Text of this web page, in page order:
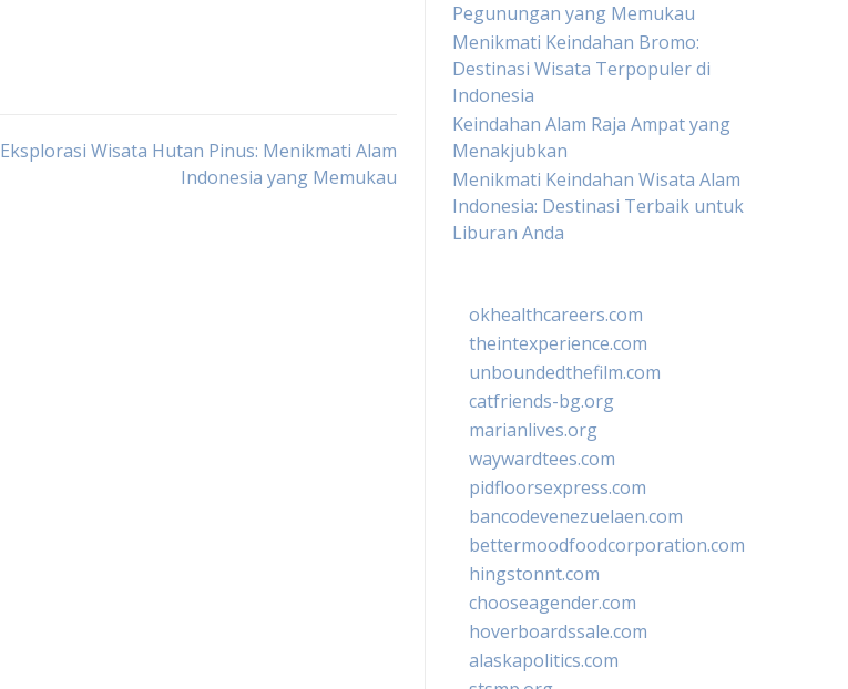
Eksplorasi Wisata Hutan Pinus: Menikmati Alam
Indonesia yang Memukau
Pegunungan yang Memukau
Menikmati Keindahan Bromo:
Destinasi Wisata Terpopuler di
Indonesia
Keindahan Alam Raja Ampat yang
Menakjubkan
Menikmati Keindahan Wisata Alam
Indonesia: Destinasi Terbaik untuk
Liburan Anda
okhealthcareers.com
theintexperience.com
unboundedthefilm.com
catfriends-bg.org
marianlives.org
waywardtees.com
pidfloorsexpress.com
bancodevenezuelaen.com
bettermoodfoodcorporation.com
hingstonnt.com
chooseagender.com
hoverboardssale.com
alaskapolitics.com